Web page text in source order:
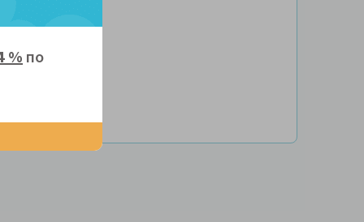
% по